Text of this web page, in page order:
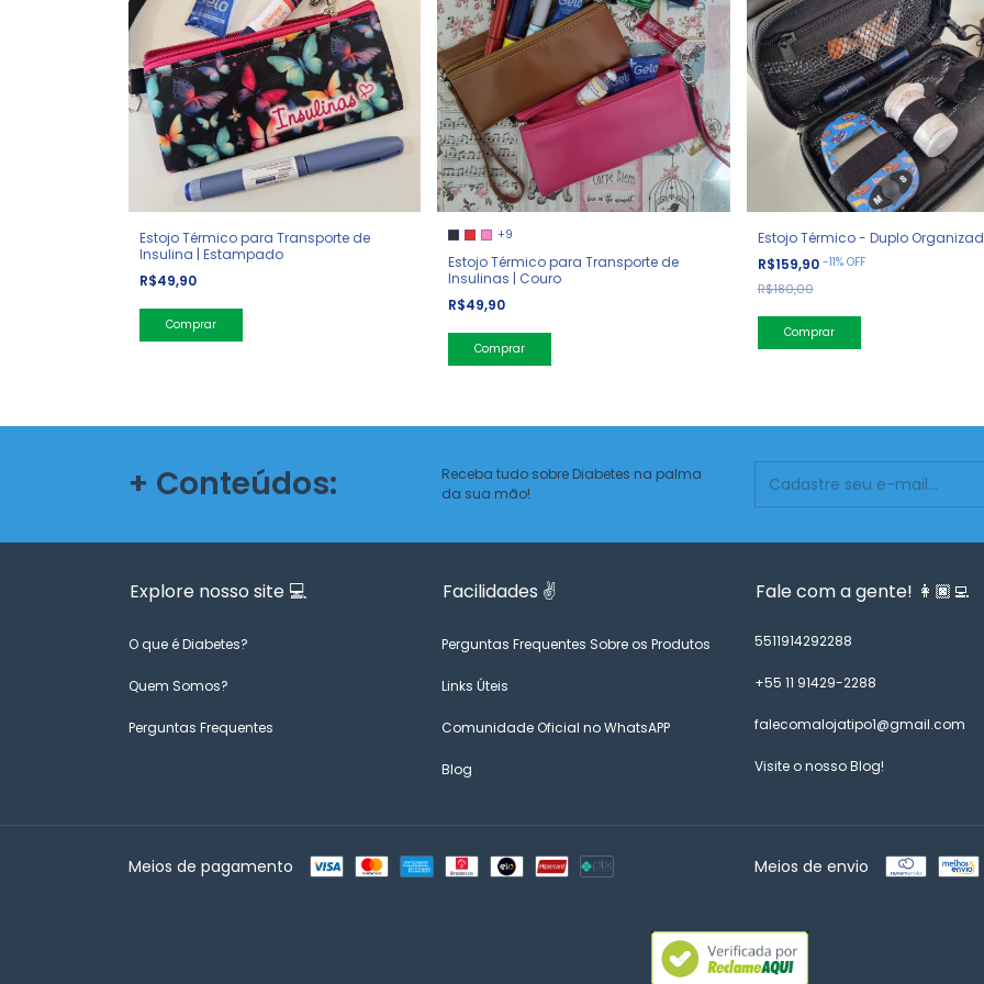
Estojo Térmico para Transporte de
Insulina | Estampado
R$49,90
Comprar
+9
Estojo Térmico para Transporte de
Insulinas | Couro
R$49,90
Comprar
Estojo Térmico - Duplo
R$159,90 -11% OFF
R$180,00
Comprar
+ Conteúdos:
Receba tudo sobre Diabetes na palma
da sua mão!
Explore nosso site 💻
O que é Diabetes?
Quem Somos?
Perguntas Frequentes
Facilidades ✌️
Perguntas Frequentes Sobre os Produtos
Links Úteis
Comunidade Oficial no WhatsAPP
Blog
Fale com a gente! 👩🏿‍💻
5511914292288
+55 11 91429-2288
falecomalojatipo1@gmail.com
Visite o nosso Blog!
Meios de pagamento Meios de envio